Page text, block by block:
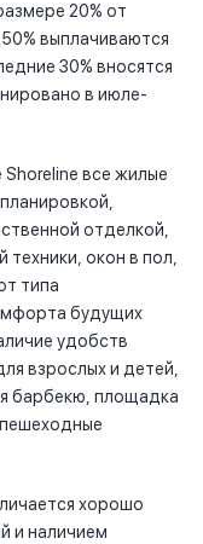
20% от
выплачиваются
30% вносятся
в июле-
все жилые
отделкой,
окон в пол,
типа
будущих
удобств
взрослых и детей,
барбекю, площадка
хорошо
и наличием